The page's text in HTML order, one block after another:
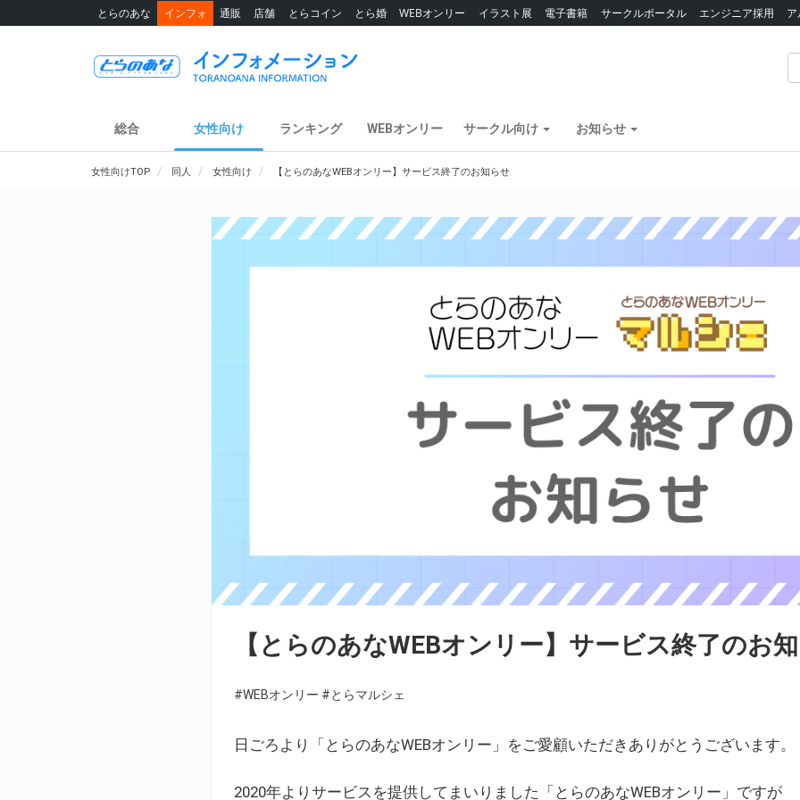
とらのあな インフォ 通販 店舗 とらコイン とら婚 WEBオンリー イラスト展 電子書籍 サークルポータル エンジニア採用
総合 女性向け ランキング WEBオンリー サークル向け お知らせ
女性向けTOP 同人 女性向け 【とらのあなWEBオンリー】サービス終了のお知らせ
【とらのあなWEBオンリー】サービス終了のお
#WEBオンリー #とらマルシェ
日ごろより「とらのあなWEBオンリー」をご愛顧いただきありがとうございます。
2020年よりサービスを提供してまいりました「とらのあなWEBオンリー」ですが